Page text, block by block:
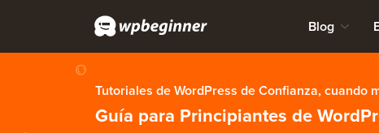
Blog
Tutoriales de WordPress de Confianza, cuando
Guía para Principiantes de